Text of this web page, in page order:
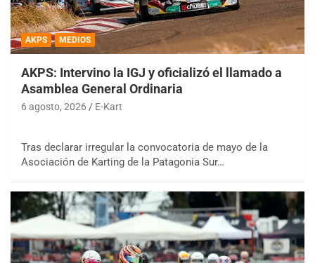
AKPS MEDIOS
AKPS: Intervino la IGJ y oficializó el llamado a
Asamblea General Ordinaria
6 agosto, 2026 E-Kart
Tras declarar irregular la convocatoria de mayo de la
Asociación de Karting de la Patagonia Sur…